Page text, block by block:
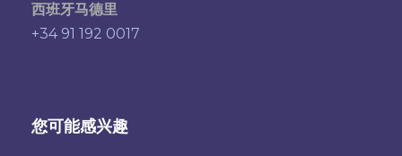
西班牙马德里
+34 91 192 0017
您可能感兴趣